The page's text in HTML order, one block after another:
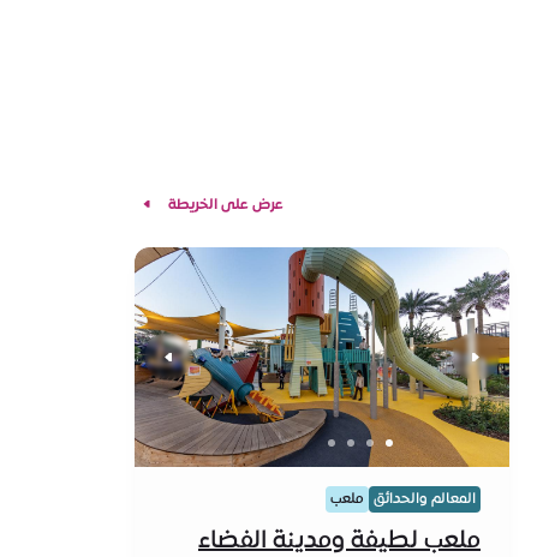
عرض على الخريطة
المعالم والحدائق ملعب
ملعب لطيفة ومدينة الفضاء